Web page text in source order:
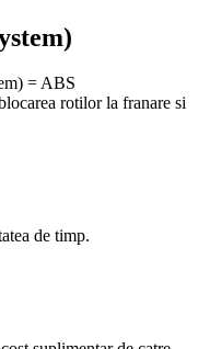
= ABS
rotilor la franare si
de timp.